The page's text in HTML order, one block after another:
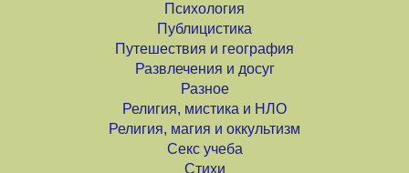
Психология
Публицистика
Путешествия и география
Развлечения и досуг
Разное
Религия, мистика и НЛО
Религия, магия и оккультизм
Секс учеба
Стихи